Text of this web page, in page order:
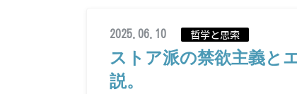
2025.06.10 哲学と思索
ストア派の禁欲主義と
説。